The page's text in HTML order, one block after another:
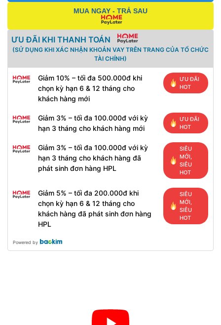
MUA NGAY - TRẢ SAU
ƯU ĐÃI KHI THANH TOÁN
(SỬ DỤNG KHI XÁC NHẬN KHOẢN VAY TRÊN TRANG CỦA TỔ CHỨC
TÀI CHÍNH)
Giảm 10% – tối đa 500.000đ khi
chọn kỳ hạn 6 & 12 tháng cho
khách hàng mới
ƯU ĐÃI
HOT
Giảm 3% – tối đa 100.000đ với kỳ
hạn 3 tháng cho khách hàng mới
ƯU ĐÃI
HOT
Giảm 3% – tối đa 100.000đ với kỳ
hạn 3 tháng cho khách hàng đã
phát sinh đơn hàng HPL
SIÊU
MỚI,
SIÊU
HOT
Giảm 5% – tối đa 200.000đ khi
chọn kỳ hạn 6 & 12 tháng cho
khách hàng đã phát sinh đơn hàng
HPL
SIÊU
MỚI,
SIÊU
HOT
Powered by